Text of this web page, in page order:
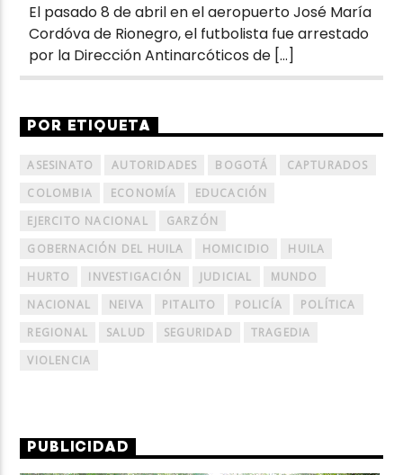
El pasado 8 de abril en el aeropuerto José María
Cordóva de Rionegro, el futbolista fue arrestado
por la Dirección Antinarcóticos de […]
POR ETIQUETA
ASESINATO AUTORIDADES BOGOTÁ
CAPTURADOS
COLOMBIA
ECONOMÍA
EDUCACIÓN
EJERCITO NACIONAL
GARZÓN
GOBERNACIÓN DEL HUILA
HOMICIDIO
HUILA
HURTO
INVESTIGACIÓN JUDICIAL
MUNDO
NACIONAL
NEIVA PITALITO POLICÍA
POLÍTICA
REGIONAL
SALUD SEGURIDAD
TRAGEDIA
VIOLENCIA
PUBLICIDAD